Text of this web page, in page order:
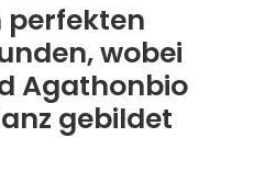
perfekten
wobei
Agathonbio
gebildet